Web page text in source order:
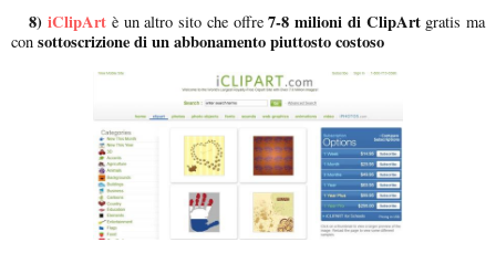
8) iClipArt è un altro sito che offre7-8 milioni di ClipArtgratis ma
con sottoscrizione di un abbonamento piuttosto costoso